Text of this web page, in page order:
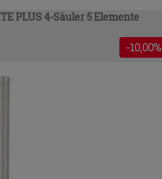
PLUS 4-Säuler 5 Elemente
-10,00%